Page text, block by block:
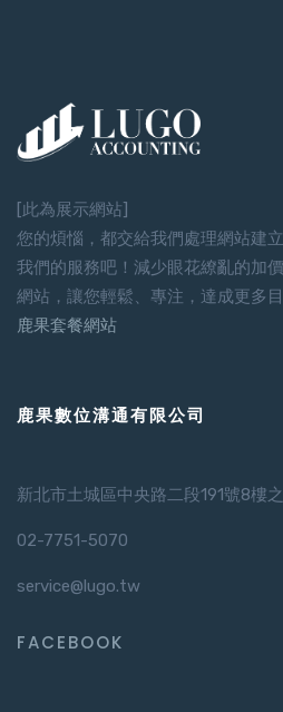
[此為展示網站]
您的煩惱，都交給我們處理網站建
我們的服務吧！減少眼花繚亂的加
網站，讓您輕鬆、專注，達成更多目
鹿果套餐網站
鹿果數位溝通有限公司
新北市土城區中央路二段191號8樓
02-7751-5070
service@lugo.tw
FACEBOOK